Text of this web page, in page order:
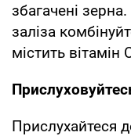
збагачені
заліза
містить вітамін
Прислухайтеся